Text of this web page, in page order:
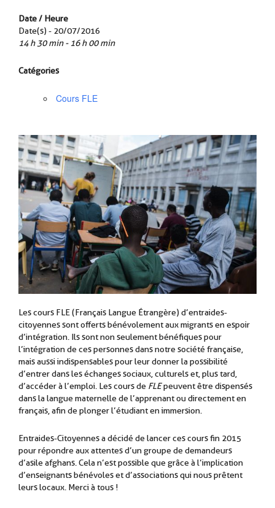
Date / Heure
Date(s) - 20/07/2016
14 h 30 min - 16 h 00 min
Catégories
Cours FLE
Les cours FLE (Français Langue Étrangère) d’entraides-
citoyennes sont offerts bénévolement aux migrants en espoir
d’intégration. Ils sont non seulement bénéfiques pour
l’intégration de ces personnes dans notre société française,
mais aussi indispensables pour leur donner la possibilité
d’entrer dans les échanges sociaux, culturels et, plus tard,
d’accéder à l’emploi. Les cours de FLEpeuvent être dispensés
dans la langue maternelle de l’apprenant ou directement en
français, afin de plonger l’étudiant en immersion.
Entraides-Citoyennes a décidé de lancer ces cours fin 2015
pour répondre aux attentes d’un groupe de demandeurs
d’asile afghans. Cela n’est possible que grâce à l’implication
d’enseignants bénévoles et d’associations qui nous prêtent
leurs locaux. Merci à tous !